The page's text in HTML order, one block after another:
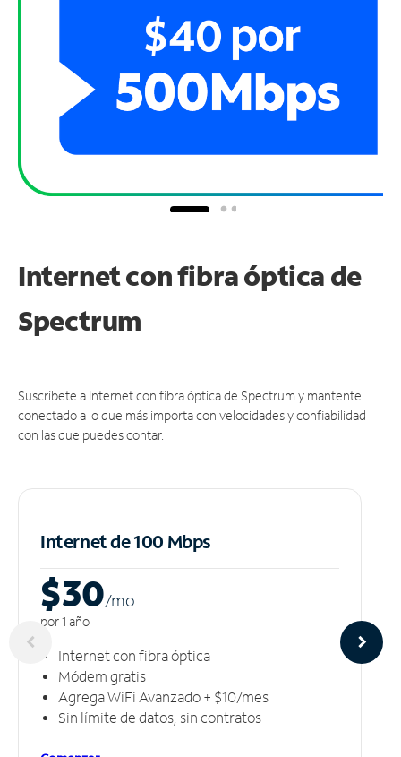
Internet con fibra óptica de
Spectrum
Suscríbete a Internet con fibra óptica de Spectrum y mantente
conectado a lo que más importa con velocidades y confiabilidad
con las que puedes contar.
Internet de 100 Mbps
$30/mo
por 1 año
Internet con fibra óptica
Módem gratis
Agrega WiFi Avanzado + $10/mes
Sin límite de datos, sin contratos